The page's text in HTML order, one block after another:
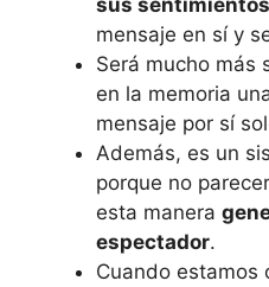
mensaje en sí y
Será mucho más
en la memoria
mensaje por sí
Además, es un
porque no
esta manera
espectador.
Cuando estamos